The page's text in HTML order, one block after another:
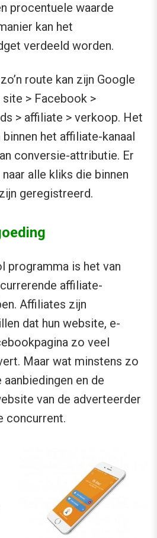
procentuele waarde
kan het
verdeeld worden.
route kan zijn Google
> Facebook >
> affiliate > verkoop. Het
het affiliate-kanaal
conversie-attributie. Er
alle kliks die binnen
geregistreerd.
programma is het van
affiliate-
Affiliates zijn
dat hun website, e-
zo veel
Maar wat minstens zo
en de
van de adverteerder
concurrent.